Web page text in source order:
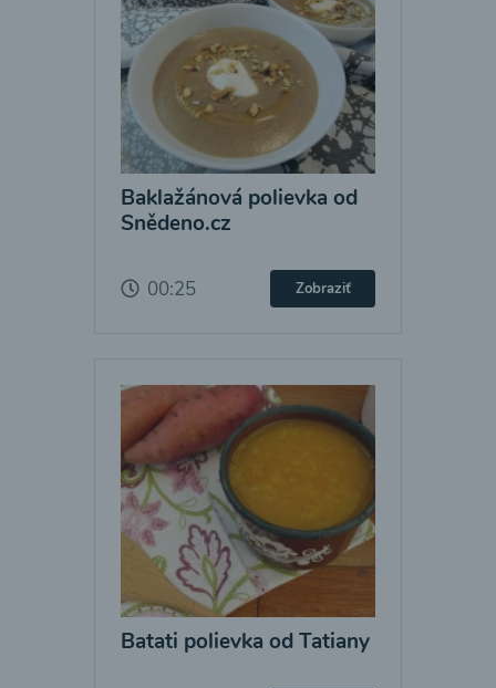
Baklažánová polievka od
Snědeno.cz
00:25 Zobraziť
Batati polievka od Tatiany